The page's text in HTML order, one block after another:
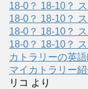
18-0？ 18-10？
18-0？ 18-10？
18-0？ 18-10？
18-0？ 18-10？
カトラリーの英
マイカトラリー
リコ より